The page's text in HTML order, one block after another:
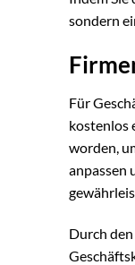
sondern
Für
kostenlos
worden,
anpassen
Durch